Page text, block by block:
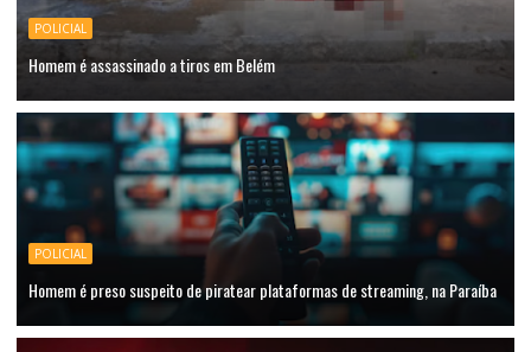
POLICIAL
Homem é assassinado a tiros em Belém
POLICIAL
Homem é preso suspeito de piratear plataformas de streaming, na Paraíba